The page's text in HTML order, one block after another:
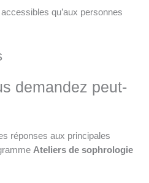
qu’aux personnes
demandez peut-
réponses aux principales
Ateliers de sophrologie